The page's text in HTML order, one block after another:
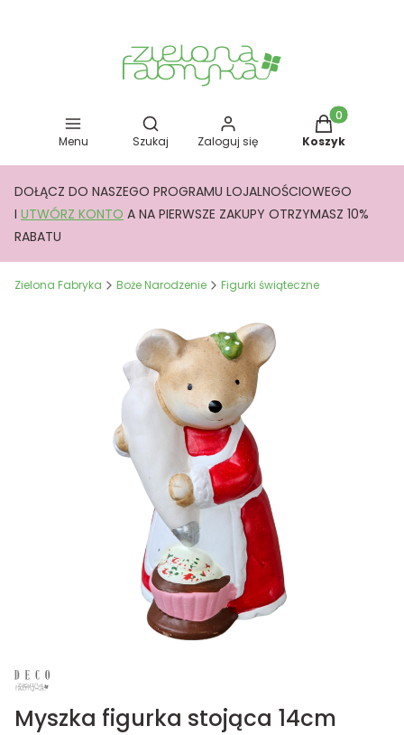
Menu
Otwórz wyszukiwarkę
Szukaj Zaloguj się
Produkty w
Koszyk
DOŁĄCZ DO NASZEGO PROGRAMU LOJALNOŚCIOWEGO
I UTWÓRZ KONTO A NA PIERWSZE ZAKUPY OTRZYMASZ 10%
RABATU
Zielona Fabryka Boże Narodzenie Figurki świąteczne
Myszka figurka stojąca 14cm